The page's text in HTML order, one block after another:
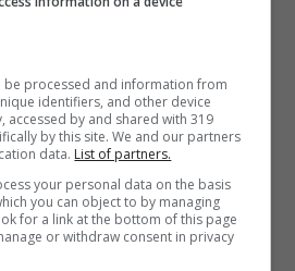
be processed and information from
identifiers, and other device
accessed by and shared with 319
by this site. We and our partners
data. List of partners.
your personal data on the basis
you can object to by managing
for a link at the bottom of this page
or withdraw consent in privacy